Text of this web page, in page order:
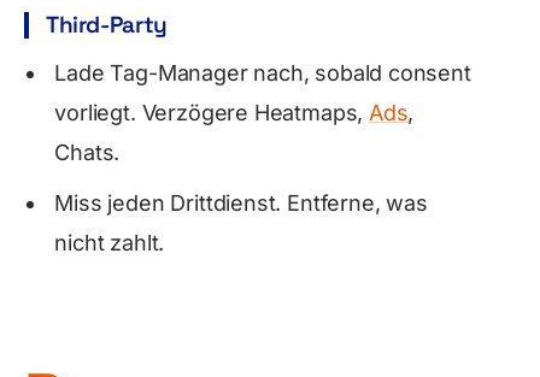
Third-Party
Lade Tag-Manager nach, sobald consent
vorliegt. Verzögere Heatmaps, Ads,
Chats.
Miss jeden Drittdienst. Entferne, was
nicht zahlt.